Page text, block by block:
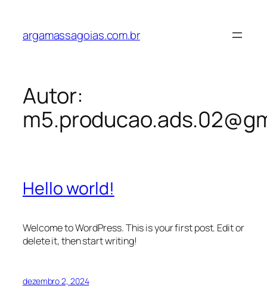
argamassagoias.com.br
Autor:
Hello world!
Welcome to WordPress. This is your first post. Edit or
delete it, then start writing!
dezembro 2, 2024